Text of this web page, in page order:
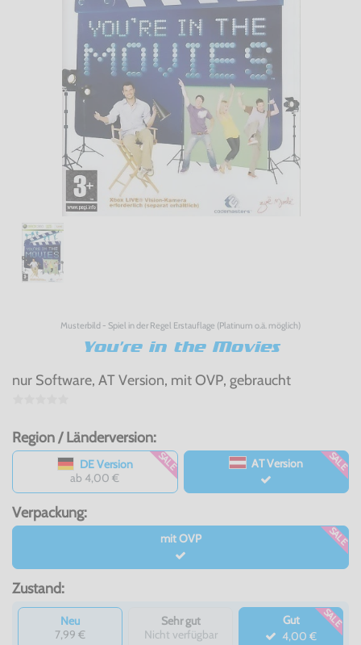
Musterbild - Spiel in der Regel Erstauflage (Platinum o.ä. möglich)
You're in the Movies
nur Software, AT Version, mit OVP, gebraucht
Region / Länderversion:
DE Version
ab 4,00 €
SALE AT Version SALE
Verpackung:
mit OVP SALE
Zustand:
Neu
7,99 €
Sehr gut
Nicht verfügbar
Gut
4,00 €
SALE